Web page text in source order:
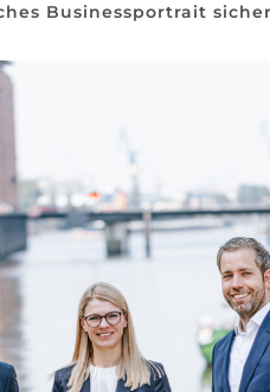
Businessportrait